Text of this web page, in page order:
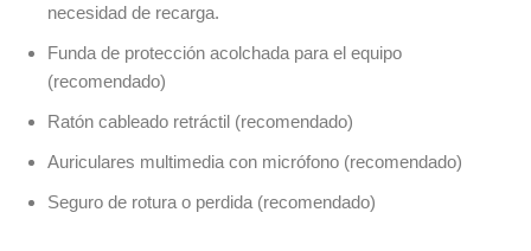
necesidad de recarga.
Funda de protección acolchada para el equipo
(recomendado)
Ratón cableado retráctil (recomendado)
Auriculares multimedia con micrófono (recomendado)
Seguro de rotura o perdida (recomendado)